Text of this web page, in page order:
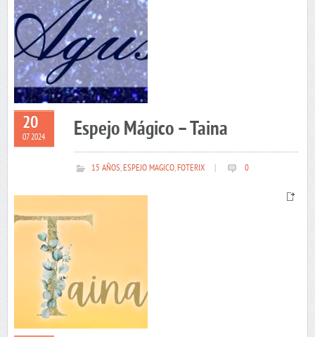
20
07 2024 Espejo Mágico – Taina
15 AÑOS,ESPEJO MAGICO,FOTERIX 0